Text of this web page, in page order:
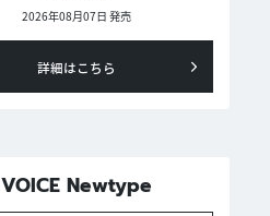
2026年08月07日 発売
詳細はこちら
VOICE Newtype